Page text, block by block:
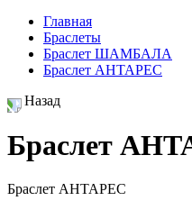
Главная
Браслеты
Браслет ШАМБАЛА
Браслет АНТАРЕС
Назад
Браслет
Браслет АНТАРЕС